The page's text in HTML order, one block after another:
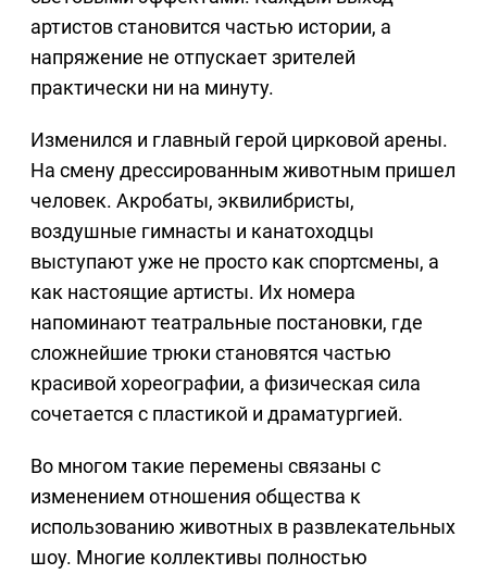
артистов становится частью истории, а
напряжение не отпускает зрителей
практически ни на минуту.
Изменился и главный герой цирковой арены.
На смену дрессированным животным пришел
человек. Акробаты, эквилибристы,
воздушные гимнасты и канатоходцы
выступают уже не просто как спортсмены, а
как настоящие артисты. Их номера
напоминают театральные постановки, где
сложнейшие трюки становятся частью
красивой хореографии, а физическая сила
сочетается с пластикой и драматургией.
Во многом такие перемены связаны с
изменением отношения общества к
использованию животных в развлекательных
шоу. Многие коллективы полностью